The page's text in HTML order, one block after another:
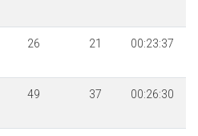
26 21 00:23:37
49 37 00:26:30